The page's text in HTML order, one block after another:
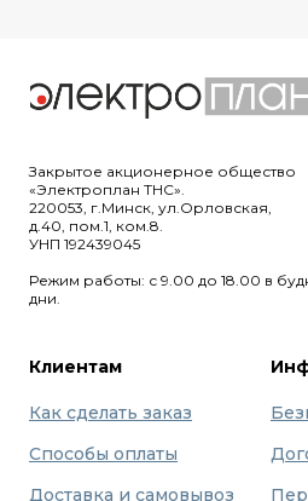
Закрытое акционерное общество
«Электроплан ТНС».
220053, г.Минск, ул.Орловская,
д.40, пом.1, ком.8.
УНП 192439045
Режим работы: с 9.00 до 18.00 в
дни.
Клиентам
Как сделать заказ
Способы оплаты
Доставка и самовывоз